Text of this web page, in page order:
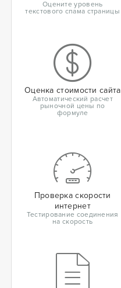
Оцените уровень
текстового спама страницы
Оценка стоимости сайта
Автоматический расчет
рыночной цены по
формуле
Проверка скорости
интернет
Тестирование соединения
на скорость